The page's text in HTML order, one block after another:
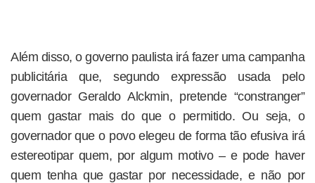
Além disso, o governo paulista irá fazer uma campanha
publicitária que, segundo expressão usada pelo
governador Geraldo Alckmin, pretende “constranger”
quem gastar mais do que o permitido. Ou seja, o
governador que o povo elegeu de forma tão efusiva irá
estereotipar quem, por algum motivo – e pode haver
quem tenha que gastar por necessidade, e não por